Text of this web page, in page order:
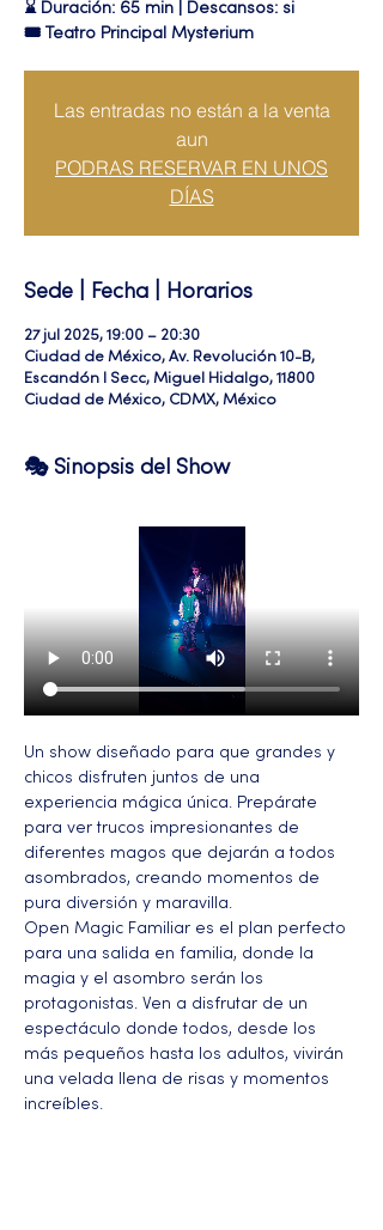
⌛ Duración: 65 min | Descansos: si
🎟 Teatro Principal Mysterium
Las entradas no están a la venta
aun
PODRAS RESERVAR EN UNOS
DÍAS
Sede | Fecha | Horarios
27 jul 2025, 19:00 – 20:30
Ciudad de México, Av. Revolución 10-B,
Escandón I Secc, Miguel Hidalgo, 11800
Ciudad de México, CDMX, México
🎭 Sinopsis del Show
Un show diseñado para que grandes y
chicos disfruten juntos de una
experiencia mágica única. Prepárate
para ver trucos impresionantes de
diferentes magos que dejarán a todos
asombrados, creando momentos de
pura diversión y maravilla.
Open Magic Familiar es el plan perfecto
para una salida en familia, donde la
magia y el asombro serán los
protagonistas. Ven a disfrutar de un
espectáculo donde todos, desde los
más pequeños hasta los adultos, vivirán
una velada llena de risas y momentos
increíbles.